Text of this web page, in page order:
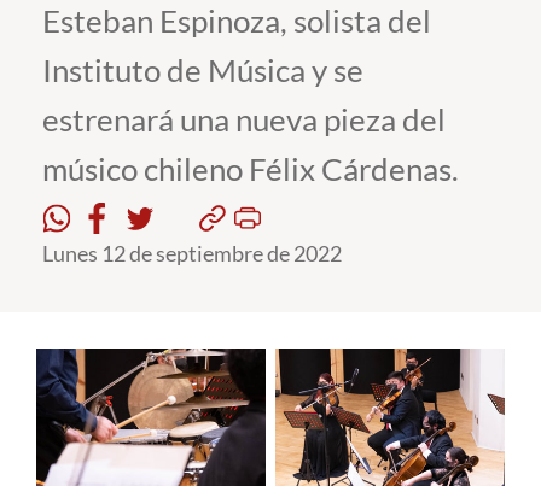
Admisión
Funcionarios
Alumni
Esteban Espinoza, solista del
Instituto de Música y se
estrenará una nueva pieza del
músico chileno Félix Cárdenas.
Lunes 12 de septiembre de 2022